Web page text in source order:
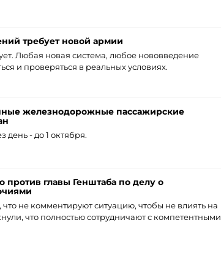
требует новой армии
Любая новая система, любое нововведение
и проверяться в реальных условиях.
железнодорожные пассажирские
день - до 1 октября.
главы Генштаба по делу о
не комментируют ситуацию, чтобы не влиять на
что полностью сотрудничают с компетентными